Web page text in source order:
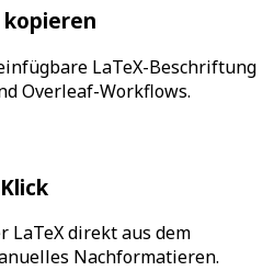
LaTeX-Beschriftung
Overleaf-Workflows.
LaTeX direkt aus dem
Nachformatieren.